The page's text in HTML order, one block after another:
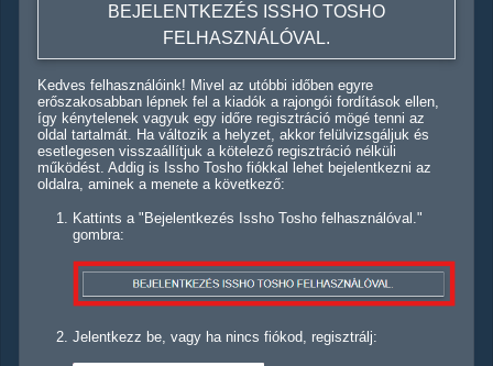
BEJELENTKEZÉS ISSHO TOSHO
FELHASZNÁLÓVAL.
Kedves felhasználóink! Mivel az utóbbi időben egyre
erőszakosabban lépnek fel a kiadók a rajongói fordítások ellen,
így kénytelenek vagyuk egy időre regisztráció mögé tenni az
oldal tartalmát. Ha változik a helyzet, akkor felülvizsgáljuk és
esetlegesen visszaállítjuk a kötelező regisztráció nélküli
működést. Addig is Issho Tosho fiókkal lehet bejelentkezni az
oldalra, aminek a menete a következő:
Kattints a "Bejelentkezés Issho Tosho felhasználóval."
gombra:
Jelentkezz be, vagy ha nincs fiókod, regisztrálj: